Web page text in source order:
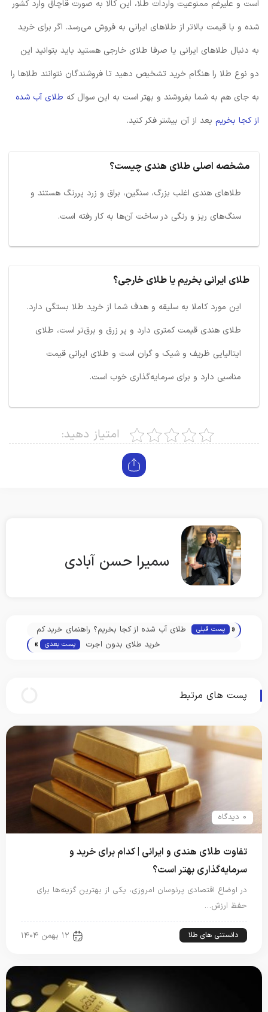
است و علیرغم ممنوعیت واردات طلا، این کالا به صورت قاچاق وارد کشور
شده و با قیمت بالاتر از طلاهای ایرانی به فروش می‌رسد. اگر برای خرید
به دنبال طلاهای ایرانی یا صرفا طلای خارجی هستید باید بتوانید این
دو نوع طلا را هنگام خرید تشخیص دهید تا فروشندگان نتوانند طلاها را
به جای هم به شما بفروشند و بهتر است به این سوال که طلای آب شده
از کجا بخریم بعد از آن بیشتر فکر کنید.
مشخصه اصلی طلای هندی چیست؟
طلاهای هندی اغلب بزرگ، سنگین، براق و زرد پررنگ هستند و
سنگ‌های ریز و رنگی در ساخت آن‌ها به کار رفته است.
طلای ایرانی بخریم یا طلای خارجی؟
این مورد کاملا به سلیقه و هدف شما از خرید طلا بستگی دارد.
طلای هندی قیمت کمتری دارد و پر زرق و برق‌تر است، طلای
ایتالیایی ظریف و شیک و گران است و طلای ایرانی قیمت
مناسبی دارد و برای سرمایه‌گذاری خوب است.
امتیاز دهید:
سمیرا حسن آبادی
« پست قبلی
طلای آب شده از کجا بخریم؟ راهنمای خرید کم
ریسک و امنخرید طلای بدون اجرت پست بعدی »
پست های مرتبط
0 دیدگاه
تفاوت طلای هندی و ایرانی | کدام برای خرید و
سرمایه‌گذاری بهتر است؟
در اوضاع اقتصادی پرنوسان امروزی، یکی از بهترین گزینه‌ها برای
حفظ ارزش…
دانستنی های طلا ۱۲ بهمن ۱۴۰۴